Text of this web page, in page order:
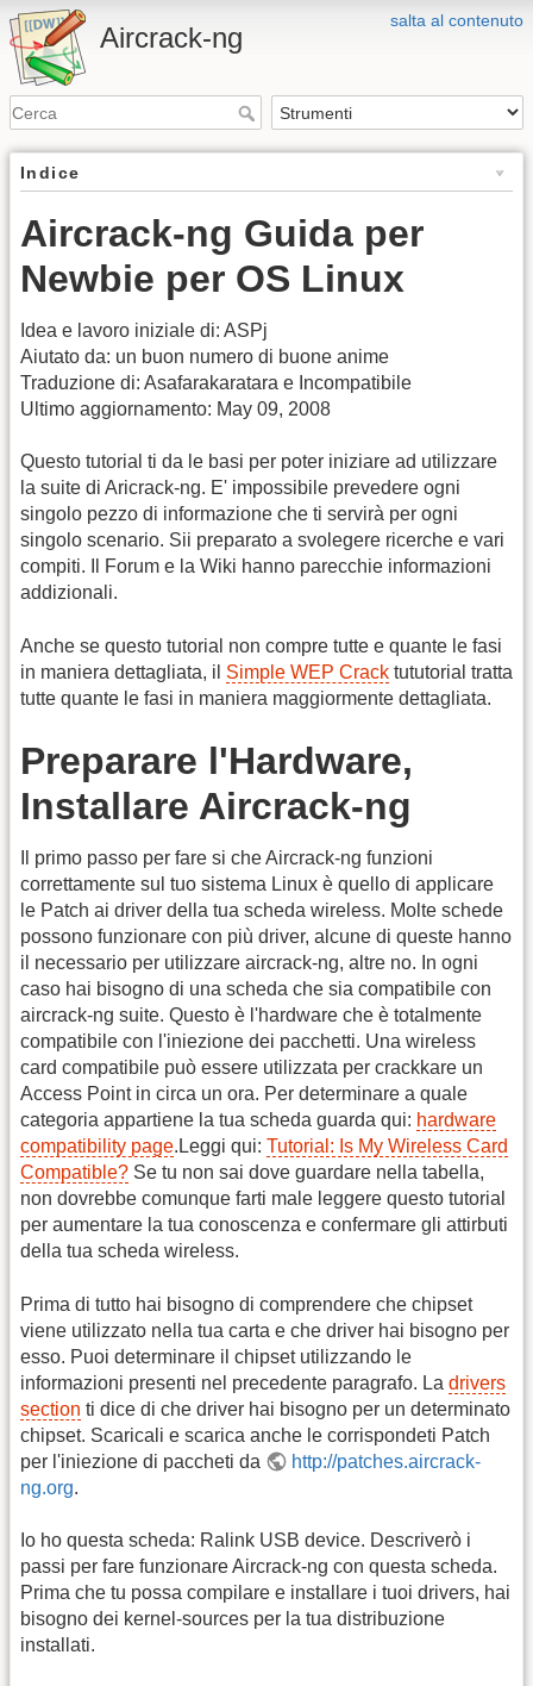
salta al contenuto
Aircrack-ng
Indice
Aircrack-ng Guida per
Newbie per OS Linux
Idea e lavoro iniziale di: ASPj
Aiutato da: un buon numero di buone anime
Traduzione di: Asafarakaratara e Incompatibile
Ultimo aggiornamento: May 09, 2008
Questo tutorial ti da le basi per poter iniziare ad utilizzare
la suite di Aricrack-ng. E' impossibile prevedere ogni
singolo pezzo di informazione che ti servirà per ogni
singolo scenario. Sii preparato a svolegere ricerche e vari
compiti. Il Forum e la Wiki hanno parecchie informazioni
addizionali.
Anche se questo tutorial non compre tutte e quante le fasi
in maniera dettagliata, il Simple WEP Crack tututorial tratta
tutte quante le fasi in maniera maggiormente dettagliata.
Preparare l'Hardware,
Installare Aircrack-ng
Il primo passo per fare si che Aircrack-ng funzioni
correttamente sul tuo sistema Linux è quello di applicare
le Patch ai driver della tua scheda wireless. Molte schede
possono funzionare con più driver, alcune di queste hanno
il necessario per utilizzare aircrack-ng, altre no. In ogni
caso hai bisogno di una scheda che sia compatibile con
aircrack-ng suite. Questo è l'hardware che è totalmente
compatibile con l'iniezione dei pacchetti. Una wireless
card compatibile può essere utilizzata per crackkare un
Access Point in circa un ora. Per determinare a quale
categoria appartiene la tua scheda guarda qui: hardware
compatibility page.Leggi qui: Tutorial: Is My Wireless Card
Compatible? Se tu non sai dove guardare nella tabella,
non dovrebbe comunque farti male leggere questo tutorial
per aumentare la tua conoscenza e confermare gli attirbuti
della tua scheda wireless.
Prima di tutto hai bisogno di comprendere che chipset
viene utilizzato nella tua carta e che driver hai bisogno per
esso. Puoi determinare il chipset utilizzando le
informazioni presenti nel precedente paragrafo. La drivers
section ti dice di che driver hai bisogno per un determinato
chipset. Scaricali e scarica anche le corrispondeti Patch
per l'iniezione di paccheti da
http://patches.aircrack-
ng.org.
Io ho questa scheda: Ralink USB device. Descriverò i
passi per fare funzionare Aircrack-ng con questa scheda.
Prima che tu possa compilare e installare i tuoi drivers, hai
bisogno dei kernel-sources per la tua distribuzione
installati.